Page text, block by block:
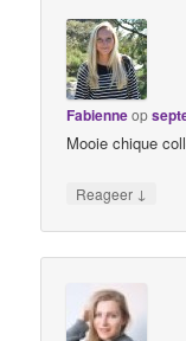
Fabienneop
Mooie chique
Reageer ↓